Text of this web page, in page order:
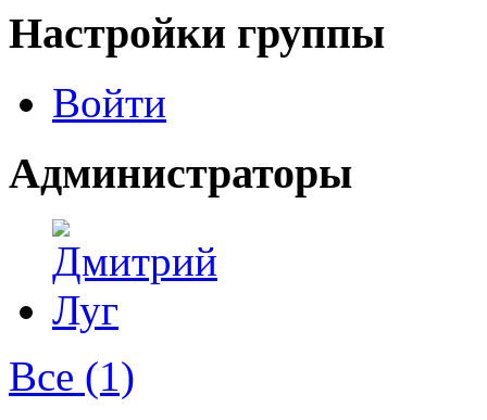
Настройки группы
Войти
Администраторы
Все (1)